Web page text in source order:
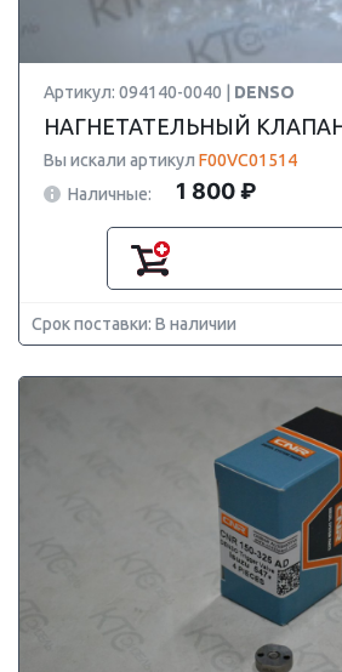
Артикул: 094140-0040 | DENSO
НАГНЕТАТЕЛЬНЫЙ КЛАПАН
Вы искали артикул F00VC01514
Наличные:
1 800 ₽
Срок поставки: В наличии